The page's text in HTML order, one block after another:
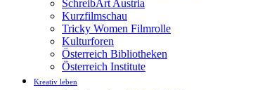
SchreibArt Austria
Kurzfilmschau
Tricky Women Filmrolle
Kulturforen
Österreich Bibliotheken
Österreich Institute
Kreativ leben